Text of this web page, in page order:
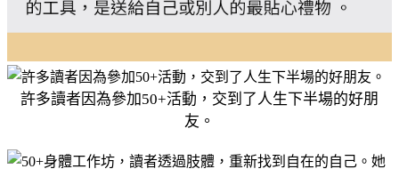
許多讀者因為參加50+活動，交到了人生下半場的好朋
友。